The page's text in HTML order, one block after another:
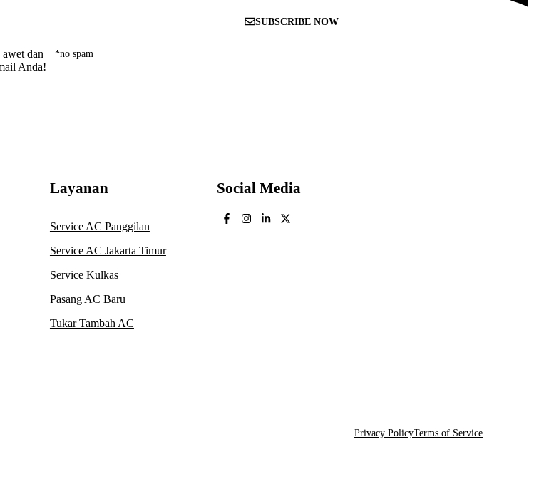
dan
Anda!
SUBSCRIBE NOW
*no spam
Layanan
Service AC Panggilan
Service AC Jakarta Timur
Service Kulkas
Pasang AC Baru
Tukar Tambah AC
Social Media
Privacy PolicyTerms of Service